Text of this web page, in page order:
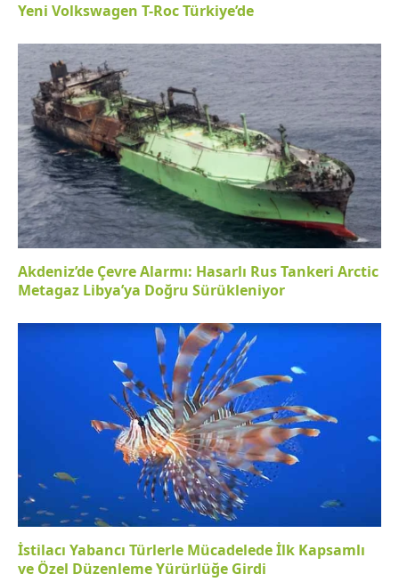
Yeni Volkswagen T-Roc Türkiye’de
Akdeniz’de Çevre Alarmı: Hasarlı Rus Tankeri Arctic
Metagaz Libya’ya Doğru Sürükleniyor
İstilacı Yabancı Türlerle Mücadelede İlk Kapsamlı
ve Özel Düzenleme Yürürlüğe Girdi